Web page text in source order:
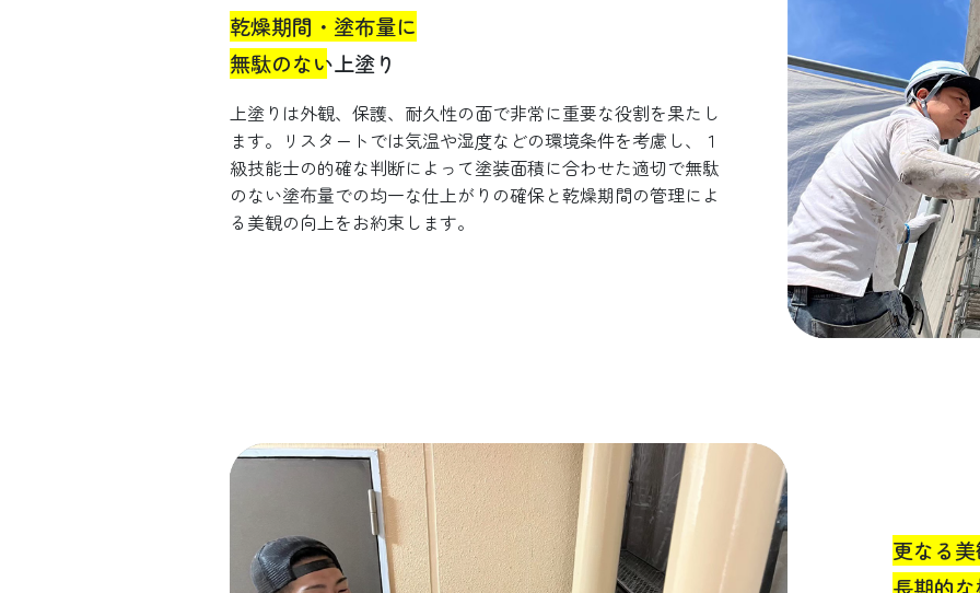
乾燥期間・塗布量に
無駄のない上塗り
上塗りは外観、保護、耐久性の面で非常に重要な役割を果たし
ます。リスタートでは気温や湿度などの環境条件を考慮し、１
級技能士の的確な判断によって塗装面積に合わせた適切で無駄
のない塗布量での均一な仕上がりの確保と乾燥期間の管理によ
る美観の向上をお約束します。
更なる